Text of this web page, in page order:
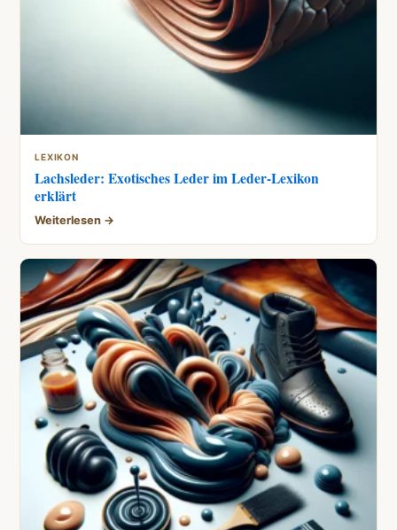
LEXIKON
Lachsleder: Exotisches Leder im Leder-Lexikon
erklärt
Weiterlesen →